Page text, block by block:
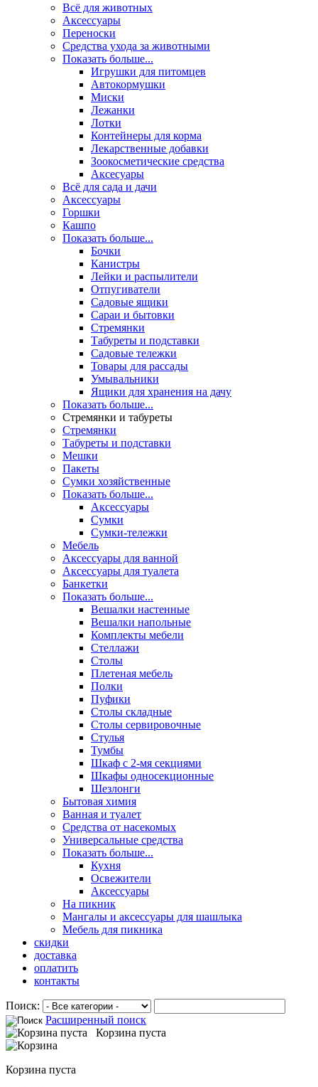
Всё для животных
Аксесcуары
Переноски
Средства ухода за животными
Показать больше...
Игрушки для питомцев
Автокормушки
Миски
Лежанки
Лотки
Контейнеры для корма
Лекарственные добавки
Зоокосметические средства
Аксесуары
Всё для сада и дачи
Аксессуары
Горшки
Кашпо
Показать больше...
Бочки
Канистры
Лейки и распылители
Отпугиватели
Садовые ящики
Сараи и бытовки
Стремянки
Табуреты и подставки
Садовые тележки
Товары для рассады
Умывальники
Ящики для хранения на дачу
Показать больше...
Стремянки и табуреты
Стремянки
Табуреты и подставки
Мешки
Пакеты
Сумки хозяйственные
Показать больше...
Аксессуары
Сумки
Сумки-тележки
Мебель
Аксессуары для ванной
Аксессуары для туалета
Банкетки
Показать больше...
Вешалки настенные
Вешалки напольные
Комплекты мебели
Стеллажи
Столы
Плетеная мебель
Полки
Пуфики
Столы складные
Столы сервировочные
Стулья
Тумбы
Шкаф с 2-мя секциями
Шкафы односекционные
Шезлонги
Бытовая химия
Ванная и туалет
Средства от насекомых
Универсальные средства
Показать больше...
Кухня
Освежители
Аксессуары
На пикник
Мангалы и аксессуары для шашлыка
Мебель для пикника
скидки
доставка
оплатить
контакты
Поиск:
Расширенный поиск
Корзина пуста
Корзина пуста